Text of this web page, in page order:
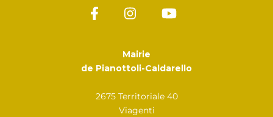
Mairie
de Pianottoli-Caldarello
2675 Territoriale 40
Viagenti